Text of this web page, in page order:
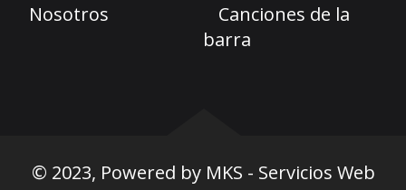
Nosotros
Canciones de la
barra
© 2023, Powered by MKS - Servicios Web